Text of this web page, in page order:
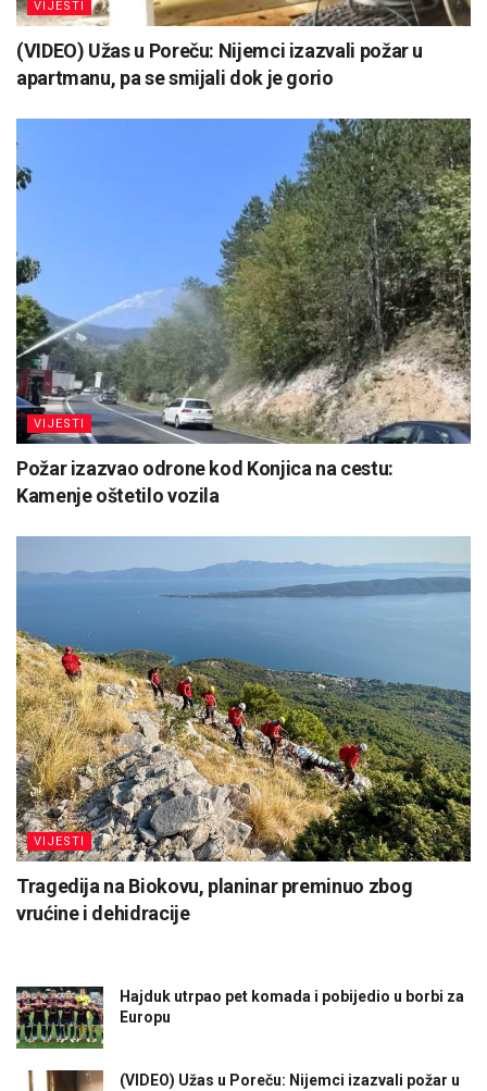
VIJESTI
(VIDEO) Užas u Poreču: Nijemci izazvali požar u
apartmanu, pa se smijali dok je gorio
VIJESTI
Požar izazvao odrone kod Konjica na cestu:
Kamenje oštetilo vozila
VIJESTI
Tragedija na Biokovu, planinar preminuo zbog
vrućine i dehidracije
Hajduk utrpao pet komada i pobijedio u borbi za
Europu
(VIDEO) Užas u Poreču: Nijemci izazvali požar u